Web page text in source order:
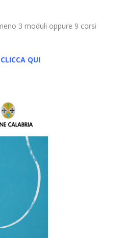
3 moduli oppure 9 corsi
CLICCA QUI